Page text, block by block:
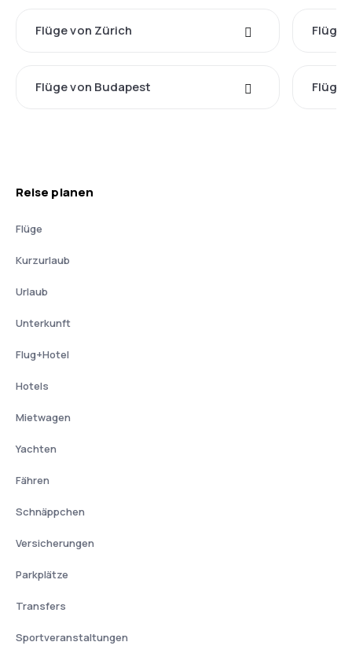
Flüge von Zürich Flüge
Flüge von Budapest Flüge
Reise planen
Flüge
Kurzurlaub
Urlaub
Unterkunft
Flug+Hotel
Hotels
Mietwagen
Yachten
Fähren
Schnäppchen
Versicherungen
Parkplätze
Transfers
Sportveranstaltungen